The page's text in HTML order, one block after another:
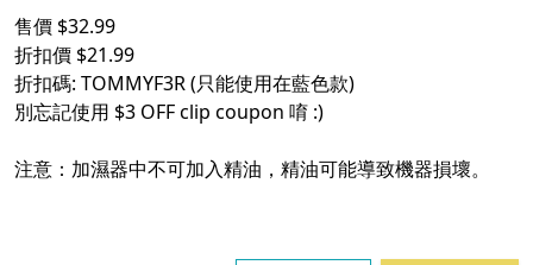
售價 $32.99
折扣價 $21.99
折扣碼: TOMMYF3R (只能使用在藍色款)
別忘記使用 $3 OFF clip coupon 唷 :)
注意：加濕器中不可加入精油，精油可能導致機器損壞。